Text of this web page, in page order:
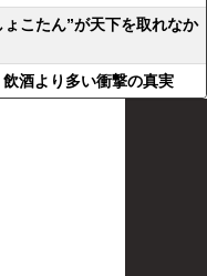
ょこたん”が天下を取れなか
酒より多い衝撃の真実